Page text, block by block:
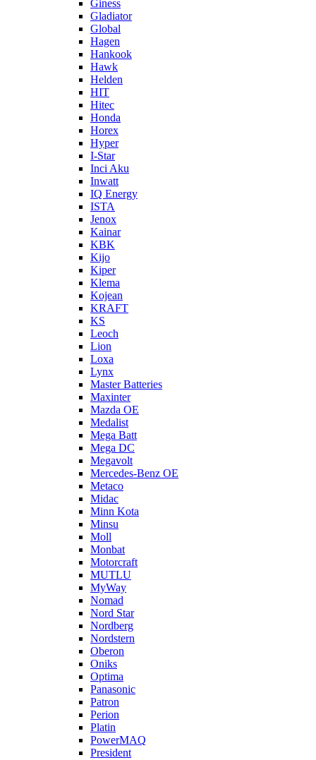
Giness
Gladiator
Global
Hagen
Hankook
Hawk
Helden
HIT
Hitec
Honda
Horex
Hyper
I-Star
Inci Aku
Inwatt
IQ Energy
ISTA
Jenox
Kainar
KBK
Kijo
Kiper
Klema
Kojean
KRAFT
KS
Leoch
Lion
Loxa
Lynx
Master Batteries
Maxinter
Mazda OE
Medalist
Mega Batt
Mega DC
Megavolt
Mercedes-Benz OE
Metaco
Midac
Minn Kota
Minsu
Moll
Monbat
Motorcraft
MUTLU
MyWay
Nomad
Nord Star
Nordberg
Nordstern
Oberon
Oniks
Optima
Panasonic
Patron
Perion
Platin
PowerMAQ
President